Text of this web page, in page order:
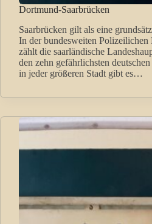
Dortmund-Saarbrücken
Saarbrücken gilt als eine
In der bundesweiten
zählt die saarländische
den zehn gefährlichsten
in jeder größeren Stadt gibt es…